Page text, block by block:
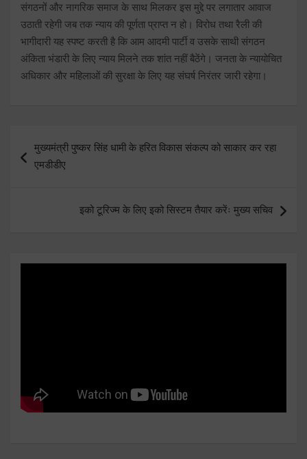
संगठनों और नागरिक समाज के साथ मिलकर इस मुद्दे पर लगातार आवाज
उठाती रहेगी जब तक न्याय की पूर्णता प्राप्त न हो। विरोध तथा रैली की
भागीदारी यह स्पष्ट करती है कि आम आदमी पार्टी व उसके साथी संगठन
अंकिता भंडारी के लिए न्याय मिलने तक शांत नहीं बैठेंगे। जनता के न्यायोचित
अधिकार और महिलाओं की सुरक्षा के लिए यह संघर्ष निरंतर जारी रहेगा।
navigation
मुख्यमंत्री पुष्कर सिंह धामी के हरित विकास संकल्प को साकार कर रहा
एमडीडीए
इको टूरिज्म के लिए इको सिस्टम तैयार करेंः मुख्य सचिव